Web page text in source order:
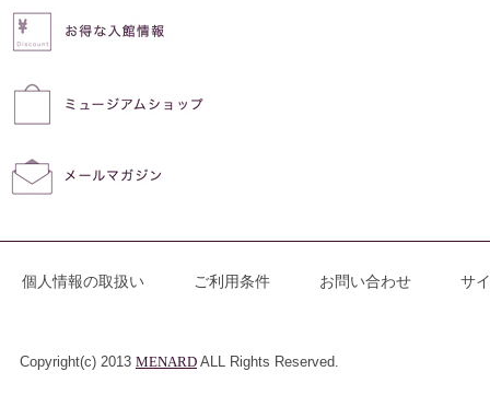
個人情報の取扱い ご利用条件 お問い合わせ サ
Copyright(c) 2013 MENARD ALL Rights Reserved.